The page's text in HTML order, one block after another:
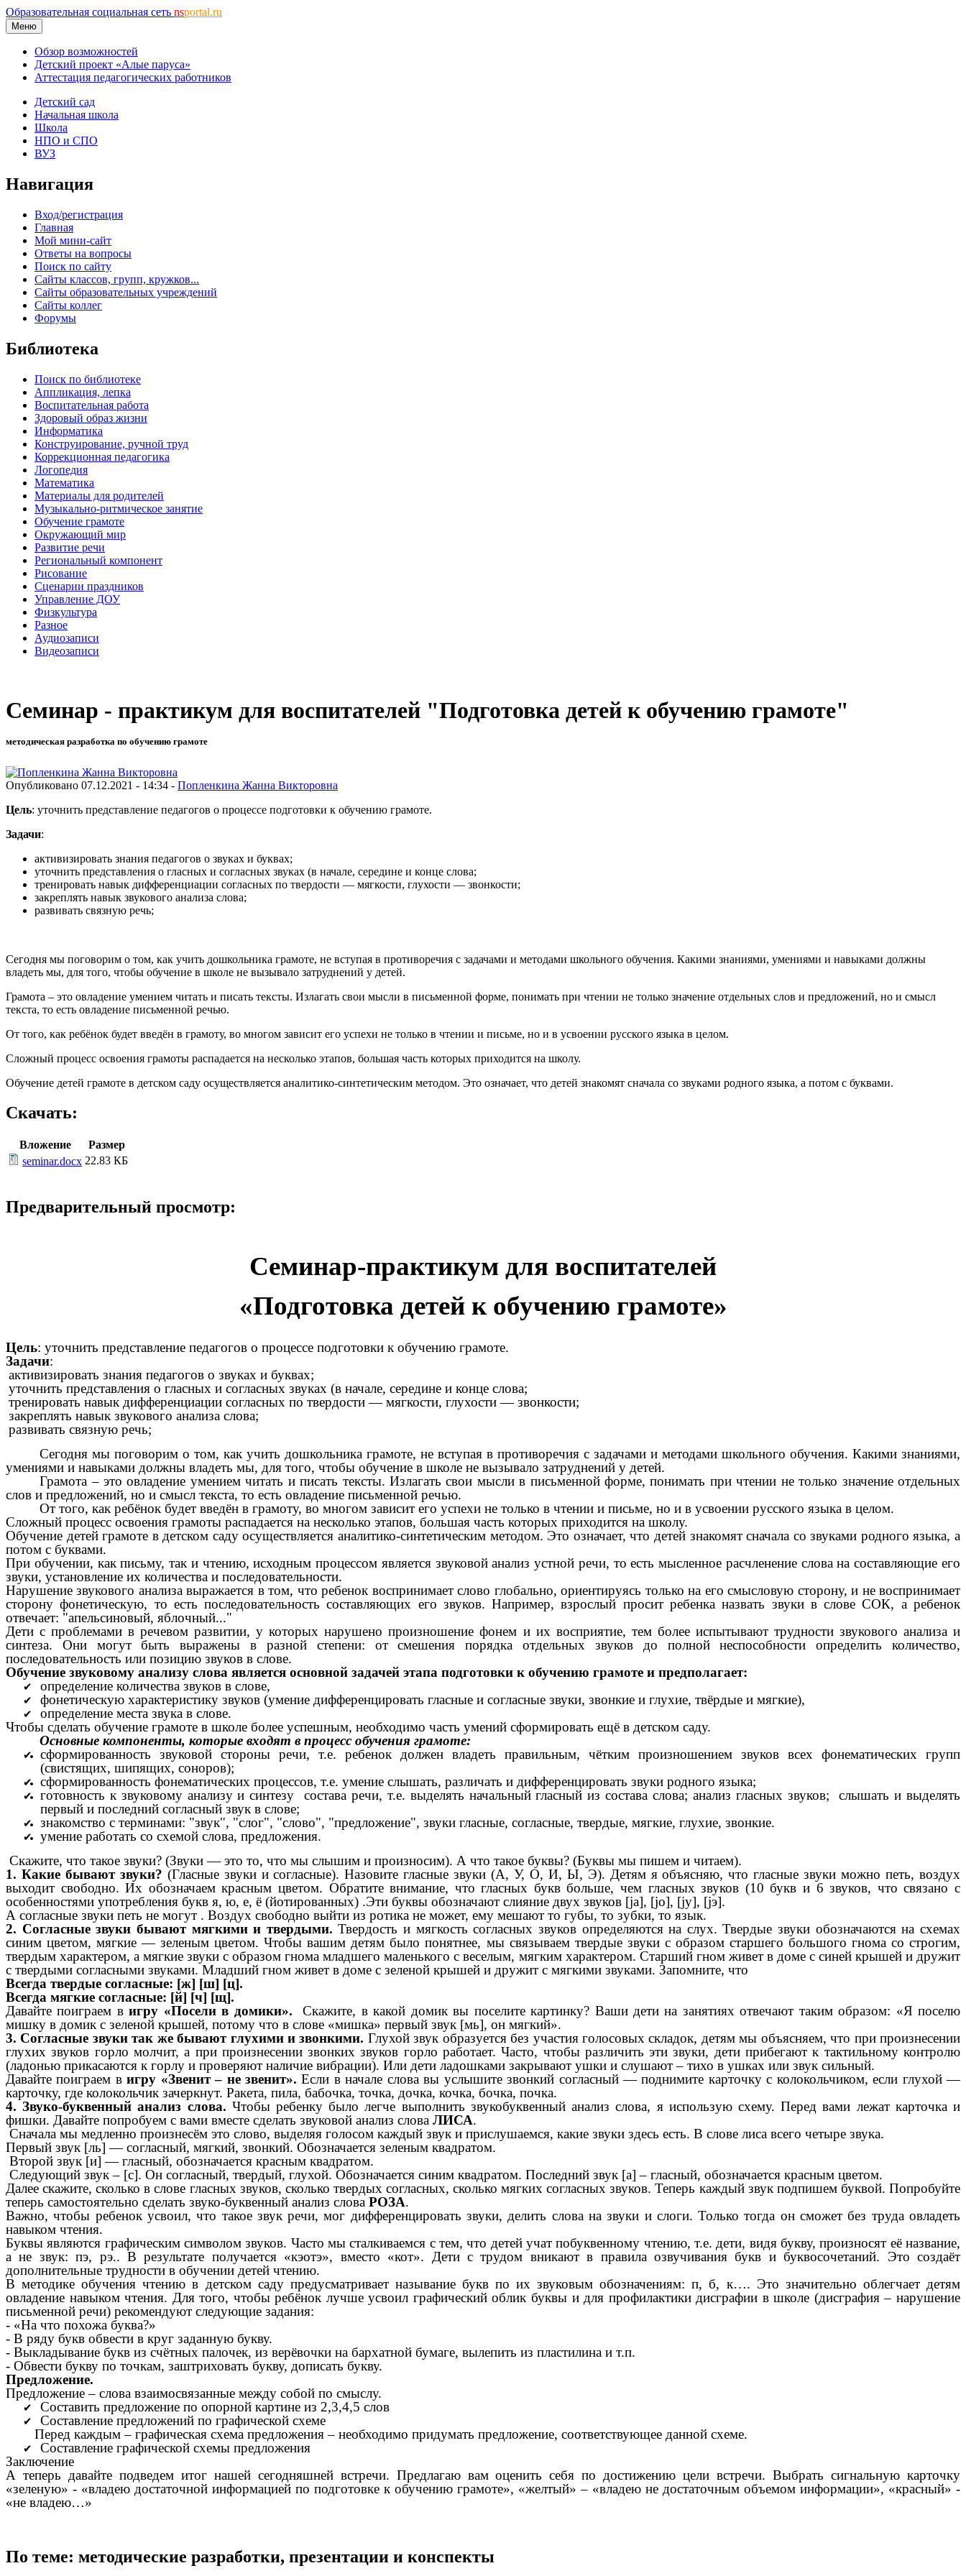
Образовательная социальная сеть nsportal.ru
Меню
Обзор возможностей
Детский проект «Алые паруса»
Аттестация педагогических работников
Детский сад
Начальная школа
Школа
НПО и СПО
ВУЗ
Навигация
Вход/регистрация
Главная
Мой мини-сайт
Ответы на вопросы
Поиск по сайту
Сайты классов, групп, кружков...
Сайты образовательных учреждений
Сайты коллег
Форумы
Библиотека
Поиск по библиотеке
Аппликация, лепка
Воспитательная работа
Здоровый образ жизни
Информатика
Конструирование, ручной труд
Коррекционная педагогика
Логопедия
Математика
Материалы для родителей
Музыкально-ритмическое занятие
Обучение грамоте
Окружающий мир
Развитие речи
Региональный компонент
Рисование
Сценарии праздников
Управление ДОУ
Физкультура
Разное
Аудиозаписи
Видеозаписи
Семинар - практикум для воспитателей "Подготовка детей к обучению грамоте"
методическая разработка по обучению грамоте
Опубликовано 07.12.2021 - 14:34 - Попленкина Жанна Викторовна
Цель: уточнить представление педагогов о процессе подготовки к обучению грамоте.
Задачи:
активизировать знания педагогов о звуках и буквах;
уточнить представления о гласных и согласных звуках (в начале, середине и конце слова;
тренировать навык дифференциации согласных по твердости — мягкости, глухости — звонкости;
закреплять навык звукового анализа слова;
развивать связную речь;
Сегодня мы поговорим о том, как учить дошкольника грамоте, не вступая в противоречия с задачами и методами школьного обучения. Какими знаниями, умениями и навыками должны
владеть мы, для того, чтобы обучение в школе не вызывало затруднений у детей.
Грамота – это овладение умением читать и писать тексты. Излагать свои мысли в письменной форме, понимать при чтении не только значение отдельных слов и предложений, но и смысл
текста, то есть овладение письменной речью.
От того, как ребёнок будет введён в грамоту, во многом зависит его успехи не только в чтении и письме, но и в усвоении русского языка в целом.
Сложный процесс освоения грамоты распадается на несколько этапов, большая часть которых приходится на школу.
Обучение детей грамоте в детском саду осуществляется аналитико-синтетическим методом. Это означает, что детей знакомят сначала со звуками родного языка, а потом с буквами.
Скачать:
Вложение
Размер
seminar.docx 22.83 КБ
Предварительный просмотр:
Семинар-практикум для воспитателей
«Подготовка детей к обучению грамоте»
Цель: уточнить представление педагогов о процессе подготовки к обучению грамоте.
Задачи:
активизировать знания педагогов о звуках и буквах;
уточнить представления о гласных и согласных звуках (в начале, середине и конце слова;
тренировать навык дифференциации согласных по твердости — мягкости, глухости — звонкости;
закреплять навык звукового анализа слова;
развивать связную речь;
Сегодня мы поговорим о том, как учить дошкольника грамоте, не вступая в противоречия с задачами и методами школьного обучения. Какими знаниями,
умениями и навыками должны владеть мы, для того, чтобы обучение в школе не вызывало затруднений у детей.
Грамота – это овладение умением читать и писать тексты. Излагать свои мысли в письменной форме, понимать при чтении не только значение отдельных
слов и предложений, но и смысл текста, то есть овладение письменной речью.
От того, как ребёнок будет введён в грамоту, во многом зависит его успехи не только в чтении и письме, но и в усвоении русского языка в целом.
Сложный процесс освоения грамоты распадается на несколько этапов, большая часть которых приходится на школу.
Обучение детей грамоте в детском саду осуществляется аналитико-синтетическим методом. Это означает, что детей знакомят сначала со звуками родного языка, а
потом с буквами.
При обучении, как письму, так и чтению, исходным процессом является звуковой анализ устной речи, то есть мысленное расчленение слова на составляющие его
звуки, установление их количества и последовательности.
Нарушение звукового анализа выражается в том, что ребенок воспринимает слово глобально, ориентируясь только на его смысловую сторону, и не воспринимает
сторону фонетическую, то есть последовательность составляющих его звуков. Например, взрослый просит ребенка назвать звуки в слове СОК, а ребенок
отвечает: "апельсиновый, яблочный..."
Дети с проблемами в речевом развитии, у которых нарушено произношение фонем и их восприятие, тем более испытывают трудности звукового анализа и
синтеза. Они могут быть выражены в разной степени: от смешения порядка отдельных звуков до полной неспособности определить количество,
последовательность или позицию звуков в слове.
Обучение звуковому анализу слова является основной задачей этапа подготовки к обучению грамоте и предполагает:
определение количества звуков в слове,
фонетическую характеристику звуков (умение дифференцировать гласные и согласные звуки, звонкие и глухие, твёрдые и мягкие),
определение места звука в слове.
Чтобы сделать обучение грамоте в школе более успешным, необходимо часть умений сформировать ещё в детском саду.
Основные компоненты, которые входят в процесс обучения грамоте:
сформированность звуковой стороны речи, т.е. ребенок должен владеть правильным, чётким произношением звуков всех фонематических групп
(свистящих, шипящих, соноров);
сформированность фонематических процессов, т.е. умение слышать, различать и дифференцировать звуки родного языка;
готовность к звуковому анализу и синтезу состава речи, т.е. выделять начальный гласный из состава слова; анализ гласных звуков; слышать и выделять
первый и последний согласный звук в слове;
знакомство с терминами: "звук", "слог", "слово", "предложение", звуки гласные, согласные, твердые, мягкие, глухие, звонкие.
умение работать со схемой слова, предложения.
Скажите, что такое звуки? (Звуки — это то, что мы слышим и произносим). А что такое буквы? (Буквы мы пишем и читаем).
1. Какие бывают звуки? (Гласные звуки и согласные). Назовите гласные звуки (А, У, О, И, Ы, Э). Детям я объясняю, что гласные звуки можно петь, воздух
выходит свободно. Их обозначаем красным цветом. Обратите внимание, что гласных букв больше, чем гласных звуков (10 букв и 6 звуков, что связано с
особенностями употребления букв я, ю, е, ё (йотированных) .Эти буквы обозначают слияние двух звуков [jа], [jо], [jу], [jэ].
А согласные звуки петь не могут . Воздух свободно выйти из ротика не может, ему мешают то губы, то зубки, то язык.
2. Согласные звуки бывают мягкими и твердыми.Твердость и мягкость согласных звуков определяются на слух. Твердые звуки обозначаются на схемах
синим цветом, мягкие — зеленым цветом. Чтобы вашим детям было понятнее, мы связываем твердые звуки с образом старшего большого гнома со строгим,
твердым характером, а мягкие звуки с образом гнома младшего маленького с веселым, мягким характером. Старший гном живет в доме с синей крышей и дружит
с твердыми согласными звуками. Младший гном живет в доме с зеленой крышей и дружит с мягкими звуками. Запомните, что
Всегда твердые согласные: [ж] [ш] [ц].
Всегда мягкие согласные: [й] [ч] [щ].
Давайте поиграем вигру «Посели в домики». Скажите, в какой домик вы поселите картинку? Ваши дети на занятиях отвечают таким образом: «Я поселю
мишку в домик с зеленой крышей, потому что в слове «мишка» первый звук [мь], он мягкий».
3. Согласные звуки так же бывают глухими и звонкими. Глухой звук образуется без участия голосовых складок, детям мы объясняем, что при произнесении
глухих звуков горло молчит, а при произнесении звонких звуков горло работает. Часто, чтобы различить эти звуки, дети прибегают к тактильному контролю
(ладонью прикасаются к горлу и проверяют наличие вибрации). Или дети ладошками закрывают ушки и слушают – тихо в ушках или звук сильный.
Давайте поиграем вигру «Звенит – не звенит». Если в начале слова вы услышите звонкий согласный — поднимите карточку с колокольчиком, если глухой —
карточку, где колокольчик зачеркнут. Ракета, пила, бабочка, точка, дочка, кочка, бочка, почка.
4. Звуко-буквенный анализ слова. Чтобы ребенку было легче выполнить звукобуквенный анализ слова, я использую схему. Перед вами лежат карточка и
фишки. Давайте попробуем с вами вместе сделать звуковой анализ слова ЛИСА.
Сначала мы медленно произнесём это слово, выделяя голосом каждый звук и прислушаемся, какие звуки здесь есть. В слове лиса всего четыре звука.
Первый звук [ль] — согласный, мягкий, звонкий. Обозначается зеленым квадратом.
Второй звук [и] — гласный, обозначается красным квадратом.
Следующий звук – [с]. Он согласный, твердый, глухой. Обозначается синим квадратом. Последний звук [а] – гласный, обозначается красным цветом.
Далее скажите, сколько в слове гласных звуков, сколько твердых согласных, сколько мягких согласных звуков. Теперь каждый звук подпишем буквой. Попробуйте
теперь самостоятельно сделать звуко-буквенный анализ слова РОЗА.
Важно, чтобы ребенок усвоил, что такое звук речи, мог дифференцировать звуки, делить слова на звуки и слоги. Только тогда он сможет без труда овладеть
навыком чтения.
Буквы являются графическим символом звуков. Часто мы сталкиваемся с тем, что детей учат побуквенному чтению, т.е. дети, видя букву, произносят её название,
а не звук: пэ, рэ.. В результате получается «кэотэ», вместо «кот». Дети с трудом вникают в правила озвучивания букв и буквосочетаний. Это создаёт
дополнительные трудности в обучении детей чтению.
В методике обучения чтению в детском саду предусматривает называние букв по их звуковым обозначениям: п, б, к…. Это значительно облегчает детям
овладение навыком чтения. Для того, чтобы ребёнок лучше усвоил графический облик буквы и для профилактики дисграфии в школе (дисграфия – нарушение
письменной речи) рекомендуют следующие задания:
- «На что похожа буква?»
- В ряду букв обвести в круг заданную букву.
- Выкладывание букв из счётных палочек, из верёвочки на бархатной бумаге, вылепить из пластилина и т.п.
- Обвести букву по точкам, заштриховать букву, дописать букву.
Предложение.
Предложение – слова взаимосвязанные между собой по смыслу.
Составить предложение по опорной картине из 2,3,4,5 слов
Составление предложений по графической схеме
Перед каждым – графическая схема предложения – необходимо придумать предложение, соответствующее данной схеме.
Составление графической схемы предложения
Заключение
А теперь давайте подведем итог нашей сегодняшней встречи. Предлагаю вам оценить себя по достижению цели встречи. Выбрать сигнальную карточку
«зеленую» - «владею достаточной информацией по подготовке к обучению грамоте», «желтый» – «владею не достаточным объемом информации», «красный» -
«не владею…»
По теме: методические разработки, презентации и конспекты